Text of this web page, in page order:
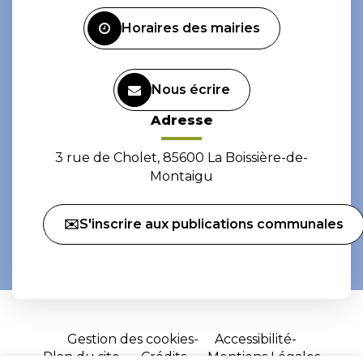
Horaires des mairies
Nous écrire
Adresse
3 rue de Cholet, 85600 La Boissière-de-
Montaigu
✉️S'inscrire aux publications communales
Gestion des cookies
Accessibilité
Plan du site
Crédits Mentions Légales